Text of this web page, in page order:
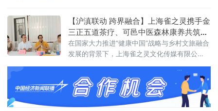
化医保基金管理突出问题整治"突击战"工作方
案》，对方案中的总体目标、组织领导、整治
时间与范围、
【沪滇联动 跨界融合】上海雀之灵携手金
三正五道茶疗、可邑中医森林康养​共筑弥
勒康养旅居新高地​
在国家大力推进“健康中国”战略与乡村文旅融合
发展的背景下，上海雀之灵文化传媒有限公
医森林康养基地今日正式签署战略合作协议。
三方将立足云南弥勒可邑小镇独特的生态与文
化资源，深度融合民族IP、精品咖啡、中医康养
与森林旅居，构建“咖啡文化+民族美学+中医康